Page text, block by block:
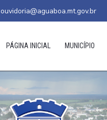
ouvidoria@aguaboa.mt.gov.br
PÁGINA INICIAL MUNICÍPIO